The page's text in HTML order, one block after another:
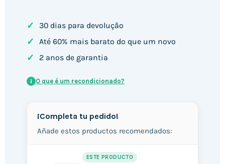
✓ 30 dias para devolução
✓ Até 60% mais barato do que um novo
✓ 2 anos de garantia
i O que é um recondicionado?
¡Completa tu pedido!
Añade estos productos recomendados:
ESTE PRODUCTO